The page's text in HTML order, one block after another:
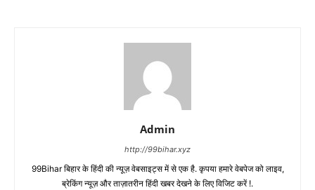
Admin
http://99bihar.xyz
99Bihar बिहार के हिंदी की न्यूज़ वेबसाइट्स में से एक है. कृपया हमारे वेबपेज को लाइव,
ब्रेकिंग न्यूज़ और ताज़ातरीन हिंदी खबर देखने के लिए विजिट करें !.